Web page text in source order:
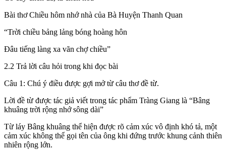
Bài thơ Chiều hôm nhớ nhà của Bà Huyện Thanh Quan
“Trời chiều bảng lảng bóng hoàng hôn
Đâu tiếng làng xa vãn chợ chiều”
2.2 Trả lời câu hỏi trong khi đọc bài
Câu 1: Chú ý điều được gợi mở từ câu thơ đề từ.
Lời đề từ được tác giả viết trong tác phẩm Tràng Giang là “Bâng
khuâng trời rộng nhớ sông dài”
Từ láy Bâng khuâng thể hiện được rõ cảm xúc vô định khó tả, một
cảm xúc không thể gọi tên của ông khi đứng trước khung cảnh thiên
nhiên rộng lớn.